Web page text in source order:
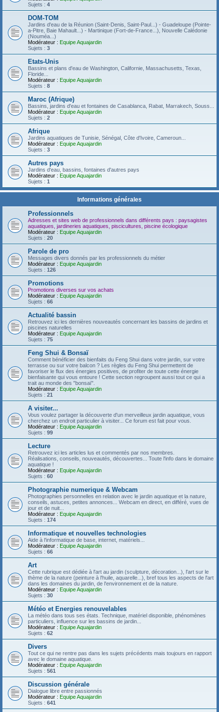
Sujets : 4
DOM-TOM
Jardins d'eau de la Réunion (Saint-Denis, Saint-Paul...) - Guadeloupe (Pointe-
a-Pitre, Baie Mahault...) - Martinique (Fort-de-France...), Nouvelle Calédonie
(Nouméa...)
Modérateur : Equipe Aquajardin
Sujets : 3
Etats-Unis
Bassins et plans d'eau de Washington, Californie, Massachusetts, Texas,
Floride...
Modérateur : Equipe Aquajardin
Sujets : 8
Maroc (Afrique)
Bassins, jardins d'eau et fontaines de Casablanca, Rabat, Marrakech, Souss...
Modérateur : Equipe Aquajardin
Sujets : 2
Afrique
Jardins aquatiques de Tunisie, Sénégal, Côte d'Ivoire, Cameroun...
Modérateur : Equipe Aquajardin
Sujets : 3
Autres pays
Jardins d'eau, bassins, fontaines d'autres pays
Modérateur : Equipe Aquajardin
Sujets : 1
Informations générales
Professionnels
Adresses et sites web de professionnels dans différents pays : paysagistes
aquatiques, jardineries aquatiques, piscicultures, piscine écologique
Modérateur : Equipe Aquajardin
Sujets : 20
Parole de pro
Messages divers donnés par les professionnels du métier
Modérateur : Equipe Aquajardin
Sujets : 126
Promotions
Promotions diverses sur vos achats
Modérateur : Equipe Aquajardin
Sujets : 66
Actualité bassin
Retrouvez ici les dernières nouveautés concernant les bassins de jardins et
piscines naturelles
Modérateur : Equipe Aquajardin
Sujets : 75
Feng Shui & Bonsaï
Comment bénéficier des bienfaits du Feng Shui dans votre jardin, sur votre
terrasse ou sur votre balcon ? Les règles du Feng Shui permettent de
favoriser le flux des énergies positives, de profiter de toute cette énergie
bienfaisante qui vous entoure ! Cette section regroupent aussi tout ce qui a
trait au monde des "bonsaï".
Modérateur : Equipe Aquajardin
Sujets : 21
A visiter...
Vous voulez partager la découverte d'un merveilleux jardin aquatique, vous
cherchez un endroit particulier à visiter... Ce forum est fait pour vous.
Modérateur : Equipe Aquajardin
Sujets : 99
Lecture
Retrouvez ici les articles lus et commentés par nos membres.
Réalisations, conseils, nouveautés, découvertes... Toute l'info dans le domaine
aquatique !
Modérateur : Equipe Aquajardin
Sujets : 60
Photographie numerique & Webcam
Photographies personnelles en relation avec le jardin aquatique et la nature,
conseils, astuces, petites annonces... Webcam en direct, en différé, vues de
jour et de nuit...
Modérateur : Equipe Aquajardin
Sujets : 174
Informatique et nouvelles technologies
Aide à l'informatique de base, internet, matériels...
Modérateur : Equipe Aquajardin
Sujets : 66
Art
Cette rubrique est dédiée à l'art au jardin (sculpture, décoration...), l'art sur le
thème de la nature (peinture à l'huile, aquarelle...), bref tous les aspects de l'art
dans les domaines du jardin, de l'environnement et de la nature.
Modérateur : Equipe Aquajardin
Sujets : 30
Météo et Energies renouvelables
La météo dans tous ses états. Technique, matériel disponible, phénomènes
particuliers, influence sur les bassins de jardin...
Modérateur : Equipe Aquajardin
Sujets : 62
Divers
Tout ce qui ne rentre pas dans les sujets précédents mais toujours en rapport
avec le domaine aquatique.
Modérateur : Equipe Aquajardin
Sujets : 561
Discussion générale
Dialogue libre entre passionnés
Modérateur : Equipe Aquajardin
Sujets : 641